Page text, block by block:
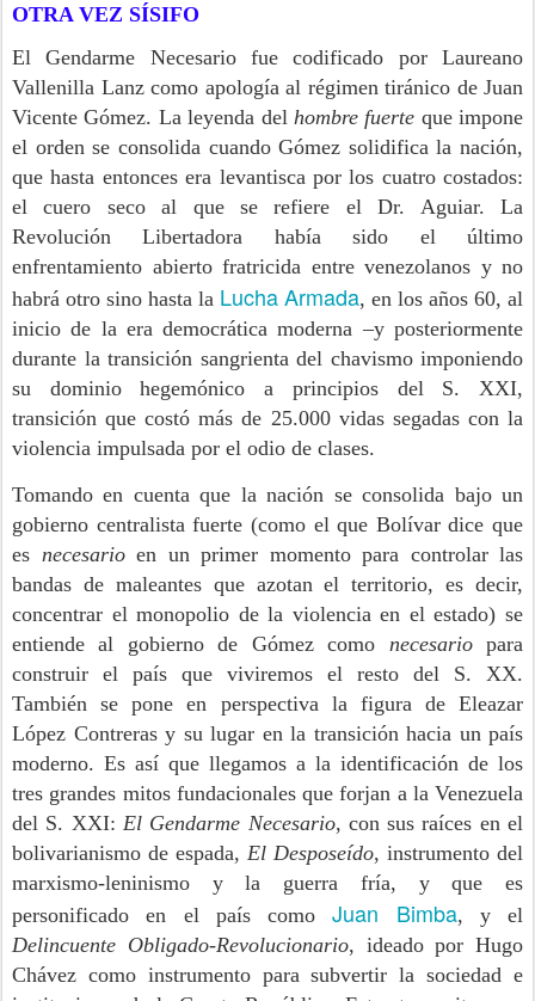
OTRA VEZ SÍSIFO
El Gendarme Necesario fue codificado por Laureano
Vallenilla Lanz como apología al régimen tiránico de Juan
Vicente Gómez. La leyenda del hombre fuerte que impone
el orden se consolida cuando Gómez solidifica la nación,
que hasta entonces era levantisca por los cuatro costados:
el cuero seco al que se refiere el Dr. Aguiar. La
Revolución Libertadora había sido el último
enfrentamiento abierto fratricida entre venezolanos y no
habrá otro sino hasta la Lucha Armada, en los años 60, al
inicio de la era democrática moderna –y posteriormente
durante la transición sangrienta del chavismo imponiendo
su dominio hegemónico a principios del S. XXI,
transición que costó más de 25.000 vidas segadas con la
violencia impulsada por el odio de clases.
Tomando en cuenta que la nación se consolida bajo un
gobierno centralista fuerte (como el que Bolívar dice que
es necesarioen un primer momento para controlar las
bandas de maleantes que azotan el territorio, es decir,
concentrar el monopolio de la violencia en el estado) se
entiende al gobierno de Gómez como necesariopara
construir el país que viviremos el resto del S. XX.
También se pone en perspectiva la figura de Eleazar
López Contreras y su lugar en la transición hacia un país
moderno. Es así que llegamos a la identificación de los
tres grandes mitos fundacionales que forjan a la Venezuela
del S. XXI: El Gendarme Necesario, con sus raíces en el
bolivarianismo de espada, El Desposeído, instrumento del
marxismo-leninismo y la guerra fría, y que es
personificado en el país comoJuan Bimba, y el
Delincuente Obligado-Revolucionario, ideado por Hugo
Chávez como instrumento para subvertir la sociedad e